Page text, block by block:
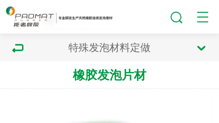
特殊发泡材料定做
橡胶发泡片材